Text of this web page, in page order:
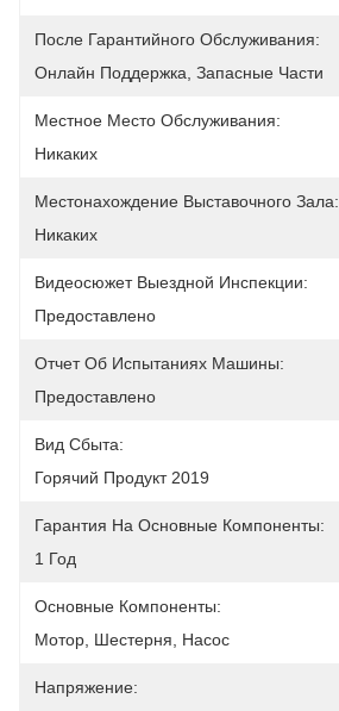
После Гарантийного Обслуживания:
Онлайн Поддержка, Запасные Части
Местное Место Обслуживания:
Никаких
Местонахождение Выставочного Зала:
Никаких
Видеосюжет Выездной Инспекции:
Предоставлено
Отчет Об Испытаниях Машины:
Предоставлено
Вид Сбыта:
Горячий Продукт 2019
Гарантия На Основные Компоненты:
1 Год
Основные Компоненты:
Мотор, Шестерня, Насос
Напряжение: